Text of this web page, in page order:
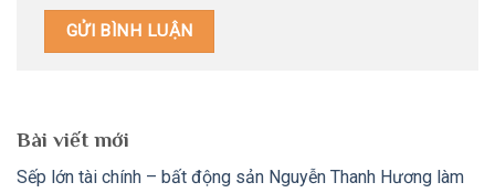
Bài viết mới
Sếp lớn tài chính – bất động sản Nguyễn Thanh Hương làm